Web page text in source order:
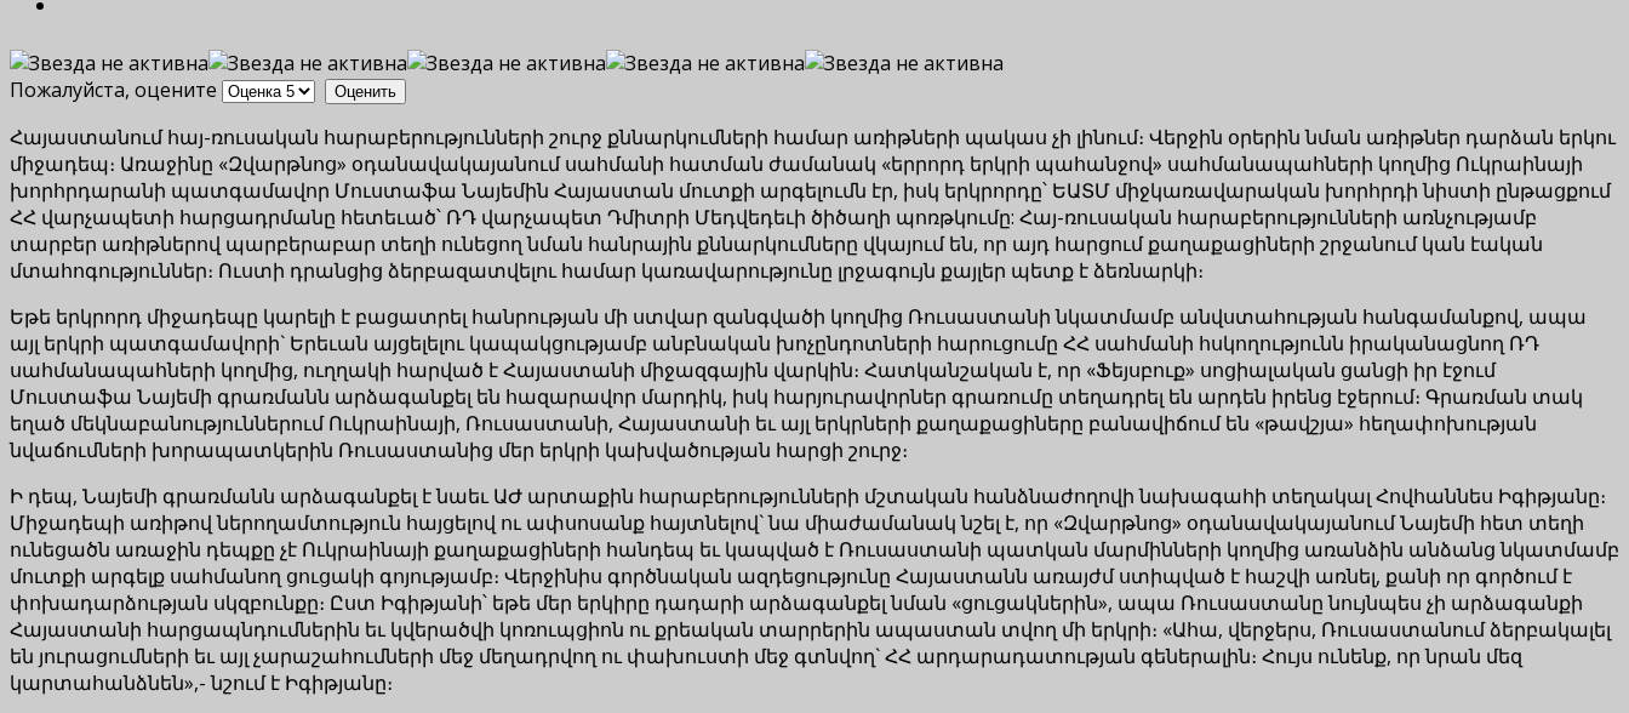
Пожалуйста, оцените
Հայաստանում հայ-ռուսական հարաբերությունների շուրջ քննարկումների համար առիթների պակաս չի լինում։ Վերջին օրերին նման առիթներ դարձան երկու
միջադեպ։ Առաջինը «Զվարթնոց» օդանավակայանում սահմանի հատման ժամանակ «երրորդ երկրի պահանջով» սահմանապահների կողմից Ուկրաինայի
խորհրդարանի պատգամավոր Մուստաֆա Նայեմին Հայաստան մուտքի արգելումն էր, իսկ երկրորդը՝ ԵԱՏՄ միջկառավարական խորհրդի նիստի ընթացքում
ՀՀ վարչապետի հարցադրմանը հետեւած՝ ՌԴ վարչապետ Դմիտրի Մեդվեդեւի ծիծաղի պոռթկումը: Հայ-ռուսական հարաբերությունների առնչությամբ
տարբեր առիթներով պարբերաբար տեղի ունեցող նման հանրային քննարկումները վկայում են, որ այդ հարցում քաղաքացիների շրջանում կան էական
մտահոգություններ։ Ուստի դրանցից ձերբազատվելու համար կառավարությունը լրջագույն քայլեր պետք է ձեռնարկի։
Եթե երկրորդ միջադեպը կարելի է բացատրել հանրության մի ստվար զանգվածի կողմից Ռուսաստանի նկատմամբ անվստահության հանգամանքով, ապա
այլ երկրի պատգամավորի` Երեւան այցելելու կապակցությամբ անբնական խոչընդոտների հարուցումը ՀՀ սահմանի հսկողությունն իրականացնող ՌԴ
սահմանապահների կողմից, ուղղակի հարված է Հայաստանի միջազգային վարկին։ Հատկանշական է, որ «Ֆեյսբուք» սոցիալական ցանցի իր էջում
Մուստաֆա Նայեմի գրառմանն արձագանքել են հազարավոր մարդիկ, իսկ հարյուրավորներ գրառումը տեղադրել են արդեն իրենց էջերում։ Գրառման տակ
եղած մեկնաբանություններում Ուկրաինայի, Ռուսաստանի, Հայաստանի եւ այլ երկրների քաղաքացիները բանավիճում են «թավշյա» հեղափոխության
նվաճումների խորապատկերին Ռուսաստանից մեր երկրի կախվածության հարցի շուրջ։
Ի դեպ, Նայեմի գրառմանն արձագանքել է նաեւ ԱԺ արտաքին հարաբերությունների մշտական հանձնաժողովի նախագահի տեղակալ Հովհաննես Իգիթյանը։
Միջադեպի առիթով ներողամտություն հայցելով ու ափսոսանք հայտնելով` նա միաժամանակ նշել է, որ «Զվարթնոց» օդանավակայանում Նայեմի հետ տեղի
ունեցածն առաջին դեպքը չէ Ուկրաինայի քաղաքացիների հանդեպ եւ կապված է Ռուսաստանի պատկան մարմինների կողմից առանձին անձանց նկատմամբ
մուտքի արգելք սահմանող ցուցակի գոյությամբ։ Վերջինիս գործնական ազդեցությունը Հայաստանն առայժմ ստիպված է հաշվի առնել, քանի որ գործում է
փոխադարձության սկզբունքը։ Ըստ Իգիթյանի՝ եթե մեր երկիրը դադարի արձագանքել նման «ցուցակներին», ապա Ռուսաստանը նույնպես չի արձագանքի
Հայաստանի հարցապնդումներին եւ կվերածվի կոռուպցիոն ու քրեական տարրերին ապաստան տվող մի երկրի։ «Ահա, վերջերս, Ռուսաստանում ձերբակալել
են յուրացումների եւ այլ չարաշահումների մեջ մեղադրվող ու փախուստի մեջ գտնվող` ՀՀ արդարադատության գեներալին։ Հույս ունենք, որ նրան մեզ
կարտահանձնեն»,- նշում է Իգիթյանը։